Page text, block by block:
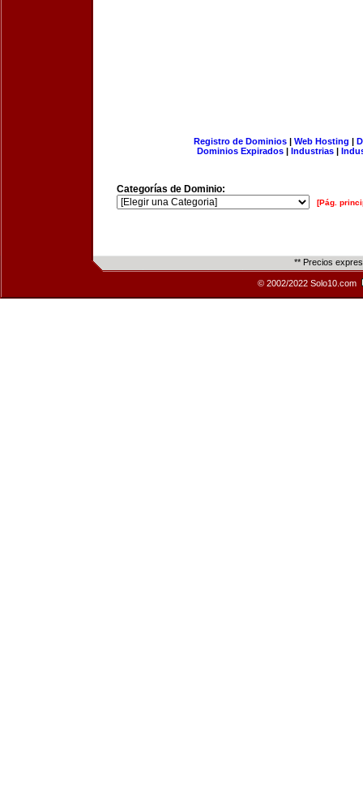
Registro de Dominios| Web Hosting |
Dominios Expirados | Industrias |
Categorías de Dominio:
[Pág.
** Precios
© 2002/2022 Solo10.com